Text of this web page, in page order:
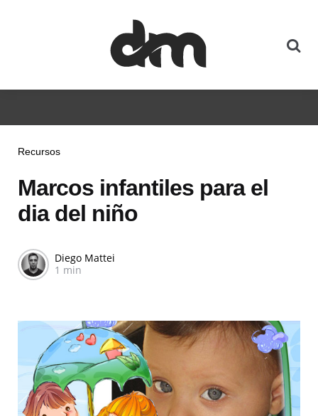
Recursos
Marcos infantiles para el
dia del niño
Diego Mattei
1 min